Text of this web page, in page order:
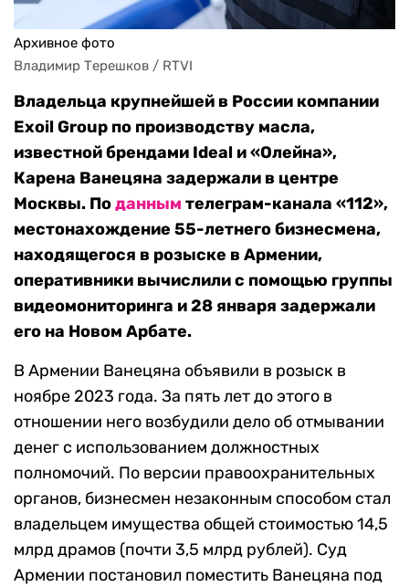
Архивное фото
Владимир Терешков / RTVI
Владельца крупнейшей в России компании
Exoil Group по производству масла,
известной брендами Ideal и «Олейна»,
Карена Ванецяна задержали в центре
Москвы. Поданным телеграм-канала «112»,
местонахождение 55-летнего бизнесмена,
находящегося в розыске в Армении,
оперативники вычислили с помощью группы
видеомониторинга и 28 января задержали
его на Новом Арбате.
В Армении Ванецяна объявили в розыск в
ноябре 2023 года. За пять лет до этого в
отношении него возбудили дело об отмывании
денег с использованием должностных
полномочий. По версии правоохранительных
органов, бизнесмен незаконным способом стал
владельцем имущества общей стоимостью 14,5
млрд драмов (почти 3,5 млрд рублей). Суд
Армении постановил поместить Ванецяна под